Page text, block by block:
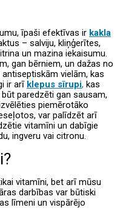
īpaši efektīvas ir kakla
– salviju, kliņģerītes,
un mazina iekaisumu.
gan bērniem, un dažas no
vielām, kas
ir arī klepus sīrupi, kas
paredzēti gan sausam,
piemērotāko
var palīdzēt arī
vitamīni un dabīgie
ingveru vai citronu.
vitamīni, bet arī mūsu
darbības var būtiski
līmeni un vispārējo